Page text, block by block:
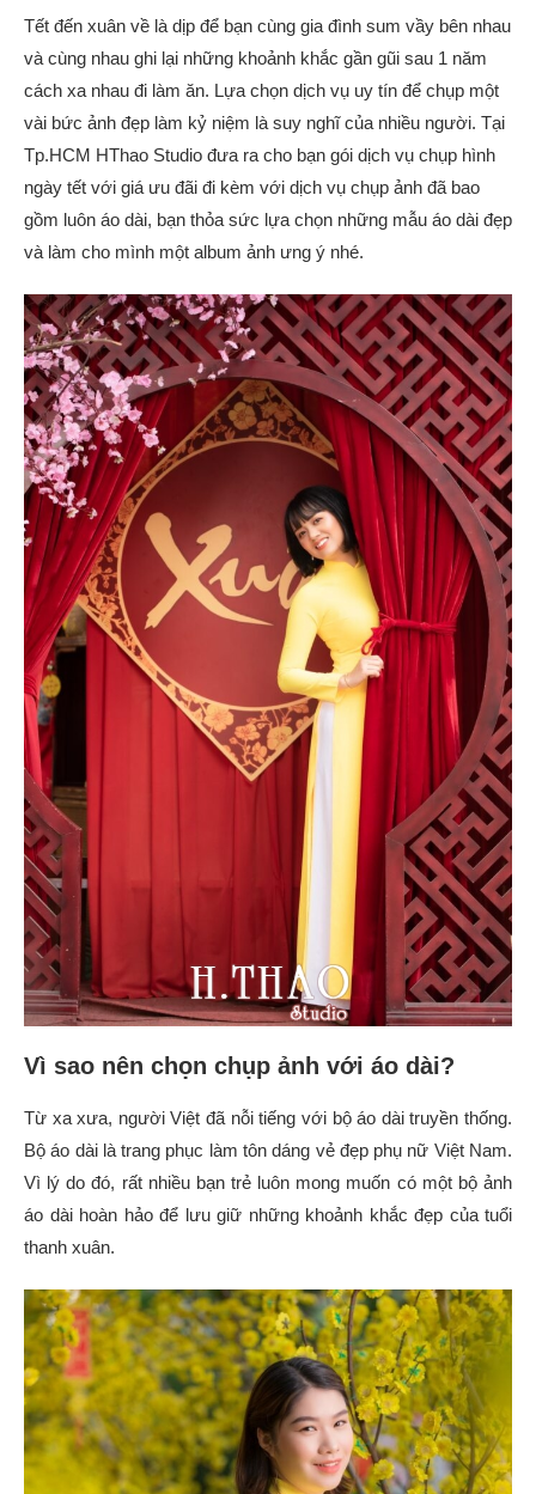
Tết đến xuân về là dịp để bạn cùng gia đình sum vầy bên nhau
và cùng nhau ghi lại những khoảnh khắc gần gũi sau 1 năm
cách xa nhau đi làm ăn. Lựa chọn dịch vụ uy tín để chụp một
vài bức ảnh đẹp làm kỷ niệm là suy nghĩ của nhiều người. Tại
Tp.HCM HThao Studio đưa ra cho bạn gói dịch vụ chụp hình
ngày tết với giá ưu đãi đi kèm với dịch vụ chụp ảnh đã bao
gồm luôn áo dài, bạn thỏa sức lựa chọn những mẫu áo dài đẹp
và làm cho mình một album ảnh ưng ý nhé.
Vì sao nên chọn chụp ảnh với áo dài?
Từ xa xưa, người Việt đã nỗi tiếng với bộ áo dài truyền thống.
Bộ áo dài là trang phục làm tôn dáng vẻ đẹp phụ nữ Việt Nam.
Vì lý do đó, rất nhiều bạn trẻ luôn mong muốn có một bộ ảnh
áo dài hoàn hảo để lưu giữ những khoảnh khắc đẹp của tuổi
thanh xuân.